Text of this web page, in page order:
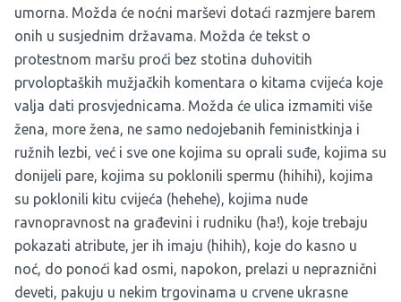
umorna. Možda će noćni marševi dotaći razmjere barem
onih u susjednim državama. Možda će tekst o
protestnom maršu proći bez stotina duhovitih
prvoloptaških mužjačkih komentara o kitama cvijeća koje
valja dati prosvjednicama. Možda će ulica izmamiti više
žena, more žena, ne samo nedojebanih feministkinja i
ružnih lezbi, već i sve one kojima su oprali suđe, kojima su
donijeli pare, kojima su poklonili spermu (hihihi), kojima
su poklonili kitu cvijeća (hehehe), kojima nude
ravnopravnost na građevini i rudniku (ha!), koje trebaju
pokazati atribute, jer ih imaju (hihih), koje do kasno u
noć, do ponoći kad osmi, napokon, prelazi u nepraznični
deveti, pakuju u nekim trgovinama u crvene ukrasne